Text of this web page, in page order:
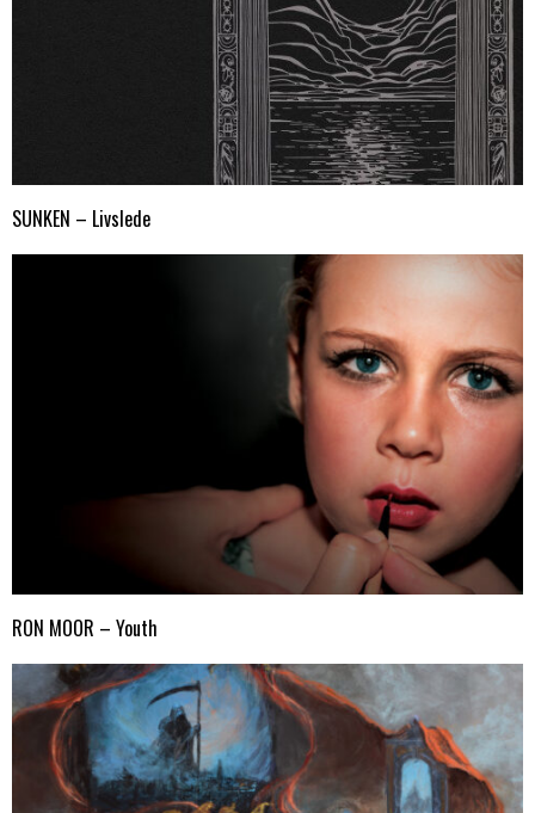
SUNKEN – Livslede
RON MOOR – Youth